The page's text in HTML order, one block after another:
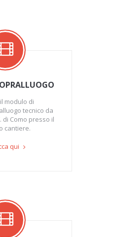
modulo di
tecnico da
di Como presso il
cantiere.
qui